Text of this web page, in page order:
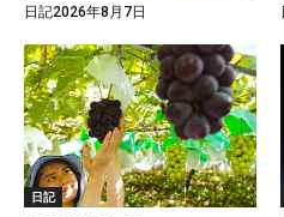
日記2026年8月7日
日記